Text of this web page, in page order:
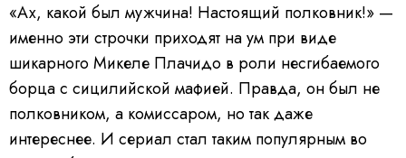
«Ах, какой был мужчина! Настоящий полковник!» —
именно эти строчки приходят на ум при виде
шикарного Микеле Плачидо в роли несгибаемого
борца с сицилийской мафией. Правда, он был не
полковником, а комиссаром, но так даже
интереснее. И сериал стал таким популярным во